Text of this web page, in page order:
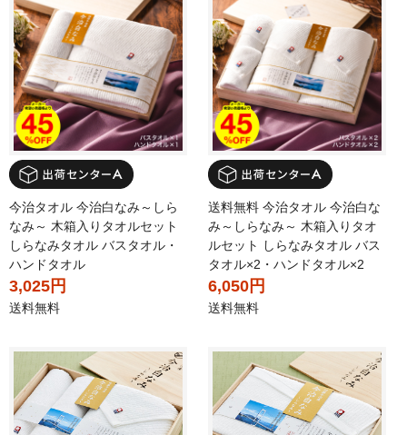
今治タオル 今治白なみ～しら
なみ～ 木箱入りタオルセット
しらなみタオル バスタオル・
ハンドタオル
3,025円
送料無料
送料無料 今治タオル 今治白な
み～しらなみ～ 木箱入りタオ
ルセット しらなみタオル バス
タオル×2・ハンドタオル×2
6,050円
送料無料